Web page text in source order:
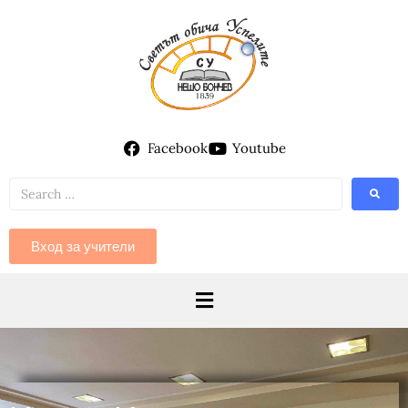
Facebook Youtube
Вход за учители